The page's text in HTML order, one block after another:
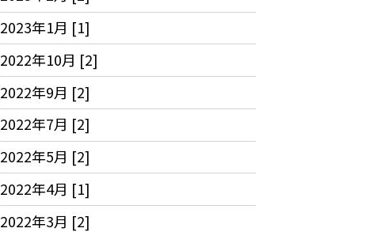
2023年1月 [1]
2022年10月 [2]
2022年9月 [2]
2022年7月 [2]
2022年5月 [2]
2022年4月 [1]
2022年3月 [2]